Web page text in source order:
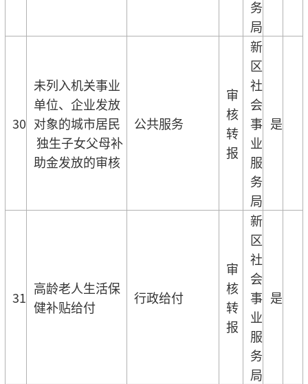
务
局
30
未列入机关事业
单位、企业发放
对象的城市居民
独生子女父母补
助金发放的审核
公共服务
审
核
转
报
新
区
社
会
事
业
服
务
局
是
31
高龄老人生活保
健补贴给付
行政给付
审
核
转
报
新
区
社
会
事
业
服
务
局
是